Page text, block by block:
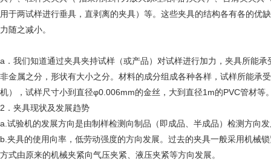
用于两试样进行垂具，直剥离的夹具）等。这些夹具的结构各有各的
力随之减小。
a．我们知道通过夹具夹持试样（或产品）对试样进行加力，夹具所能
非金属之分，形状有大小之分。材料的成分组成各种各样，试样所能承
机），试样尺寸小到直径φ0.006mm的金丝，大到直径1m的PVC管材
2．夹具现状及发展趋势
a.试验机的发展方向是由制样检测向制品（即成品、半成品）检测方向
b.夹具的使用向率，低劳动强度的方向发展。过去的夹具一般采用机械
方式由原来的机械夹紧向气压夹紧、液压夹紧等方向发展。